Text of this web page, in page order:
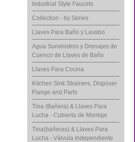
Industrial Style Faucets
Collection - by Series
Llaves Para Baño y Lavabo
Agua Suministros y Drenajes de
Cuenco de Llaves de Baño
Llaves Para Cocina
Kitchen Sink Strainers, Disposer
Flange and Parts
Tina (Bañera) & Llaves Para
Lucha - Cubierta de Montaje
Tina(bañeras) & Llaves Para
Lucha - Válvula Independiente